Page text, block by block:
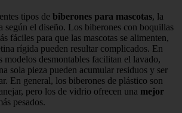
tipos de biberones para mascotas, la
según el diseño. Los biberones con boquillas
fáciles para que las mascotas se alimenten,
rígida pueden resultar complicados. En
modelos desmontables facilitan el lavado,
sola pieza pueden acumular residuos y ser
En general, los biberones de plástico son
pero los de vidrio ofrecen una mejor
pesados.